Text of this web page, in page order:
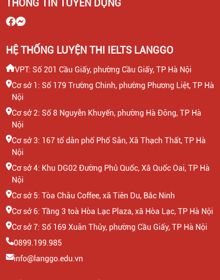
THÔNG TIN TUYỂN DỤNG
HỆ THỐNG LUYỆN THI IELTS LANGGO
VPT: Số 201 Cầu Giấy, phường Cầu Giấy, TP Hà Nội
Cơ sở 1: Số 179 Trường Chinh, phường Phương Liệt, TP Hà
Nội
Cơ sở 2: Số 8 Nguyễn Khuyến, phường Hà Đông, TP Hà
Nội
Cơ sở 3: 167 tổ dân phố Phố Săn, Xã Thạch Thất, TP Hà
Nội
Cơ sở 4: Khu DG02 Đường Phủ Quốc, Xã Quốc Oai, TP Hà
Nội
Cơ sở 5: Tòa Châu Coffee, xã Tiên Du, Bắc Ninh
Cơ sở 6: Tầng 3 toà Hòa Lạc Plaza, xã Hòa Lạc, TP Hà Nội
Cơ sở 7: Số 169 Xuân Thủy, phường Cầu Giấy, TP Hà Nội
0899.199.985
info@langgo.edu.vn